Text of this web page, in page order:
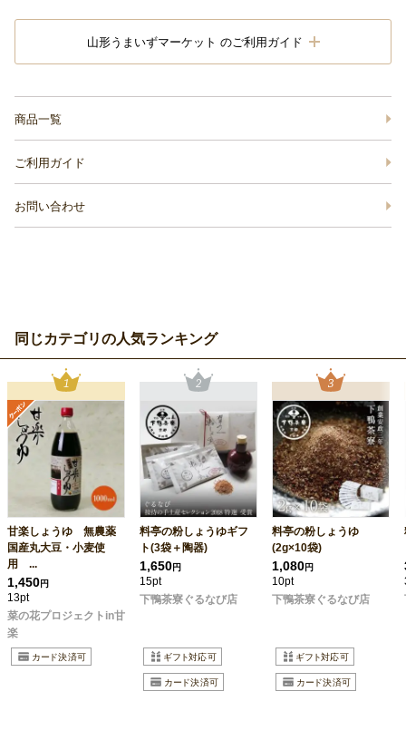
山形うまいずマーケット のご利用ガイド
商品一覧
ご利用ガイド
お問い合わせ
同じカテゴリの人気ランキング
甘楽しょうゆ 無農薬
国産丸大豆・小麦使
用 ...
1,450円
13pt
菜の花プロジェクトin甘
楽
料亭の粉しょうゆギフ
ト(3袋＋陶器)
1,650円
15pt
下鴨茶寮ぐるなび店
料亭の粉しょうゆ
(2g×10袋)
1,080円
10pt
下鴨茶寮ぐるなび店